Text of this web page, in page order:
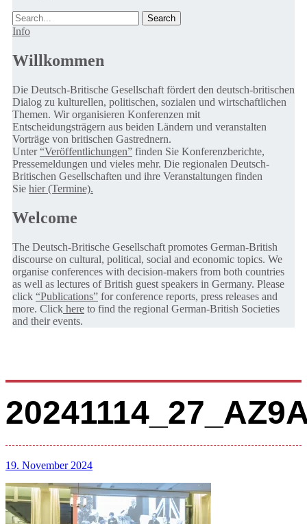
Search
Info
Willkommen
Die Deutsch-Britische Gesellschaft fördert den deutsch-britischen
Dialog zu kulturellen, politischen, sozialen und wirtschaftlichen
Themen. Wir organisieren Konferenzen mit
Entscheidungsträgern aus beiden Ländern und veranstalten
Vorträge von britischen Gastrednern.
Unter“Veröffentlichungen” finden Sie Konferenzberichte,
Pressemeldungen und vieles mehr. Die regionalen Deutsch-
Britischen Gesellschaften und ihre Veranstaltungen finden
Sie hier (Termine).
Welcome
The Deutsch-Britische Gesellschaft promotes German-British
discourse on cultural, political, social and economic topics. We
organise conferences with decision-makers from both countries
as well as lectures of British guest speakers in Germany. Please
click “Publications” for conference reports, press releases and
more. Click here to find the regional German-British Societies
and their events.
19. November 2024